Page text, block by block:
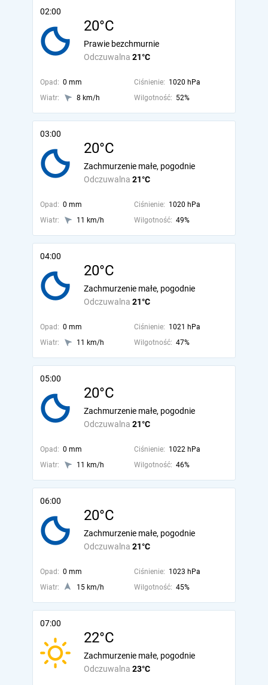
02:00
20°C
Odczuwalna 21°C
Prawie bezchmurnie
Opad: 0 mm Ciśnienie: 1020 hPa
Wiatr:
8 km/h Wilgotność: 52%
03:00
20°C
Odczuwalna 21°C
Zachmurzenie małe, pogodnie
Opad: 0 mm Ciśnienie: 1020 hPa
Wiatr:
11 km/h Wilgotność: 49%
04:00
20°C
Odczuwalna 21°C
Zachmurzenie małe, pogodnie
Opad: 0 mm Ciśnienie: 1021 hPa
Wiatr:
11 km/h Wilgotność: 47%
05:00
20°C
Odczuwalna 21°C
Zachmurzenie małe, pogodnie
Opad: 0 mm Ciśnienie: 1022 hPa
Wiatr:
11 km/h Wilgotność: 46%
06:00
20°C
Odczuwalna 21°C
Zachmurzenie małe, pogodnie
Opad: 0 mm Ciśnienie: 1023 hPa
Wiatr:
15 km/h Wilgotność: 45%
07:00
22°C
Odczuwalna 23°C
Zachmurzenie małe, pogodnie